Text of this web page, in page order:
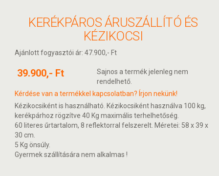
KERÉKPÁROS ÁRUSZÁLLÍTÓ ÉS
KÉZIKOCSI
Ajánlott fogyasztói ár: 47.900,- Ft
39.900,- Ft
Sajnos a termék jelenleg nem
rendelhető.
Kérdése van a termékkel kapcsolatban? Írjon nekünk!
Kézikocsiként is használható. Kézikocsiként használva 100 kg,
kerékpárhoz rögzítve 40 Kg maximális terhelhetőség.
60 literes űrtartalom, 8 reflektorral felszerelt. Méretei: 58 x 39 x
30 cm.
5 Kg önsúly.
Gyermek szállítására nem alkalmas !